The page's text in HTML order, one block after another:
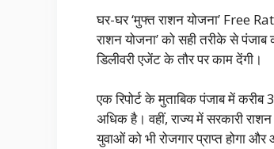
घर-घर ‘मुफ्त राशन योजना’ Free
राशन योजना’ को सही तरीके से
डिलीवरी एजेंट के तौर पर काम देंगी।
एक रिपोर्ट के मुताबिक पंजाब में
अधिक है। वहीं, राज्य में सरकारी
युवाओं को भी रोजगार प्राप्त होगा